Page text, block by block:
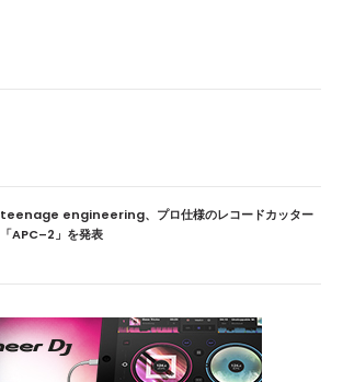
teenage engineering、プロ仕様のレコードカッター
「APC–2」を発表